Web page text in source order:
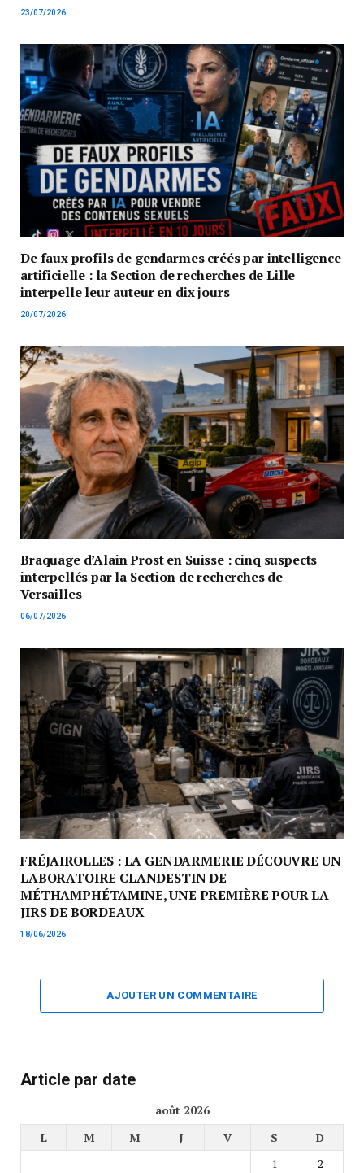
23/07/2026
De faux profils de gendarmes créés par intelligence
artificielle : la Section de recherches de Lille
interpelle leur auteur en dix jours
20/07/2026
Braquage d’Alain Prost en Suisse : cinq suspects
interpellés par la Section de recherches de
Versailles
06/07/2026
FRÉJAIROLLES : LA GENDARMERIE DÉCOUVRE UN
LABORATOIRE CLANDESTIN DE
MÉTHAMPHÉTAMINE, UNE PREMIÈRE POUR LA
JIRS DE BORDEAUX
18/06/2026
AJOUTER UN COMMENTAIRE
Article par date
août 2026
L
M M J V S
D
1
2